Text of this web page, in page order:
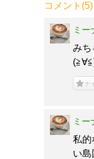
コメント(5)
ミー
みち
ナ
ミー
私的
い島